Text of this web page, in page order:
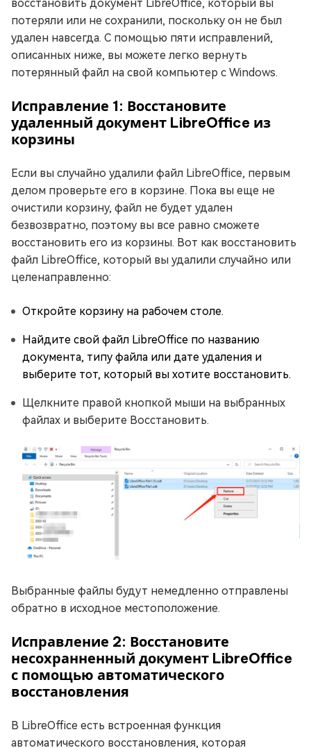
восстановить документ LibreOffice, который вы
потеряли или не сохранили, поскольку он не был
удален навсегда. С помощью пяти исправлений,
описанных ниже, вы можете легко вернуть
потерянный файл на свой компьютер с Windows.
Исправление 1: Восстановите
удаленный документ LibreOffice из
корзины
Если вы случайно удалили файл LibreOffice, первым
делом проверьте его в корзине. Пока вы еще не
очистили корзину, файл не будет удален
безвозвратно, поэтому вы все равно сможете
восстановить его из корзины. Вот как восстановить
файл LibreOffice, который вы удалили случайно или
целенаправленно:
Откройте корзину на рабочем столе.
Найдите свой файл LibreOffice по названию
документа, типу файла или дате удаления и
выберите тот, который вы хотите восстановить.
Щелкните правой кнопкой мыши на выбранных
файлах и выберите Восстановить.
Выбранные файлы будут немедленно отправлены
обратно в исходное местоположение.
Исправление 2: Восстановите
несохранненный документ LibreOffice
с помощью автоматического
восстановления
В LibreOffice есть встроенная функция
автоматического восстановления, которая